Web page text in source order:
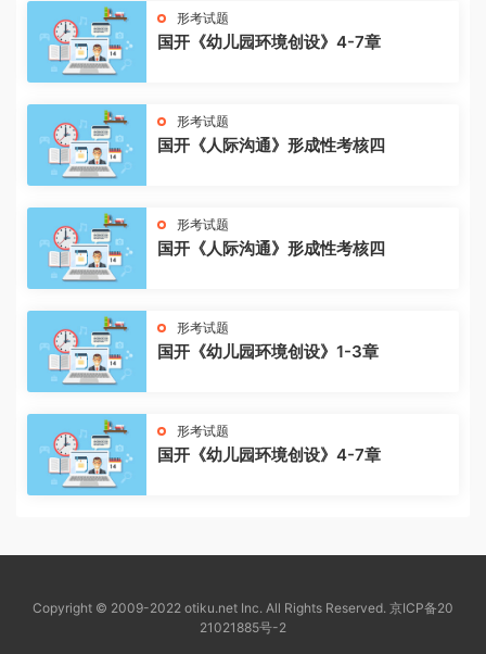
形考试题
国开《幼儿园环境创设》4-7章
形考试题
国开《人际沟通》形成性考核四
形考试题
国开《人际沟通》形成性考核四
形考试题
国开《幼儿园环境创设》1-3章
形考试题
国开《幼儿园环境创设》4-7章
Copyright © 2009-2022 otiku.net Inc. All Rights Reserved. 京ICP备20
21021885号-2